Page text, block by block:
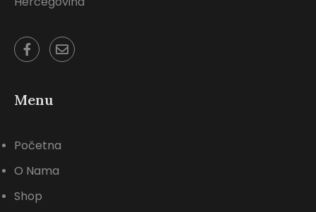
Menu
Početna
O Nama
Shop